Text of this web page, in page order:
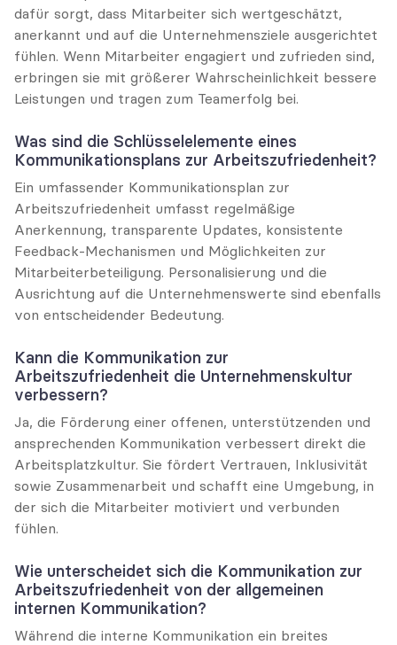
dafür sorgt, dass Mitarbeiter sich wertgeschätzt,
anerkannt und auf die Unternehmensziele ausgerichtet
fühlen. Wenn Mitarbeiter engagiert und zufrieden sind,
erbringen sie mit größerer Wahrscheinlichkeit bessere
Leistungen und tragen zum Teamerfolg bei.
Was sind die Schlüsselelemente eines
Kommunikationsplans zur Arbeitszufriedenheit?
Ein umfassender Kommunikationsplan zur
Arbeitszufriedenheit umfasst regelmäßige
Anerkennung, transparente Updates, konsistente
Feedback-Mechanismen und Möglichkeiten zur
Mitarbeiterbeteiligung. Personalisierung und die
Ausrichtung auf die Unternehmenswerte sind ebenfalls
von entscheidender Bedeutung.
Kann die Kommunikation zur
Arbeitszufriedenheit die Unternehmenskultur
verbessern?
Ja, die Förderung einer offenen, unterstützenden und
ansprechenden Kommunikation verbessert direkt die
Arbeitsplatzkultur. Sie fördert Vertrauen, Inklusivität
sowie Zusammenarbeit und schafft eine Umgebung, in
der sich die Mitarbeiter motiviert und verbunden
fühlen.
Wie unterscheidet sich die Kommunikation zur
Arbeitszufriedenheit von der allgemeinen
internen Kommunikation?
Während die interne Kommunikation ein breites